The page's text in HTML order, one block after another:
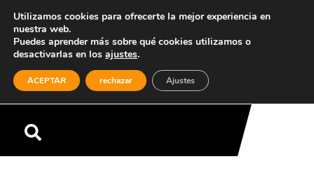
Menú
Utilizamos cookies para ofrecerte la mejor experiencia en
nuestra web.
Puedes aprender más sobre qué cookies utilizamos o
desactivarlas en los ajustes.
ACEPTAR rechazar Ajustes